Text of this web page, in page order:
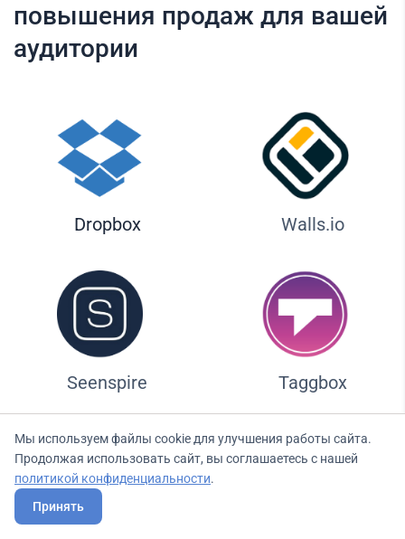
повышения продаж для вашей
аудитории
Dropbox Walls.io
Seenspire Taggbox
Ликвид — идеальное решение
для тренажерных залов и
фитнес-клубов, благодарая
Мы используем файлы cookie для улучшения работы сайта.
Продолжая использовать сайт, вы соглашаетесь с нашей
политикой конфиденциальности.
Принять